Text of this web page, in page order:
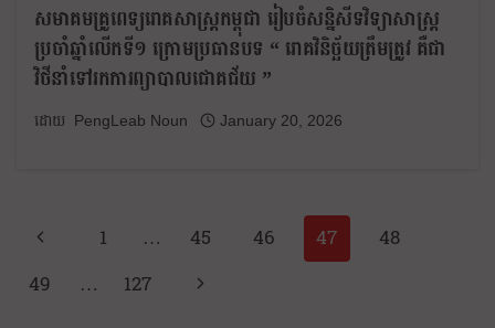
សមាគមគ្រូពេទ្យរោគសាស្ត្រកម្ពុជា រៀបចំសន្និសីទវិទ្យាសាស្ត្រ
ប្រចាំឆ្នាំលើកទី១ ក្រោមប្រធានបទ “ រោគវិនិច្ឆ័យត្រឹមត្រូវ គឺជា
វិថីនាំទៅរកការព្យាបាលជោគជ័យ ”
PengLeab Noun January 20, 2026
1 … 45 46 47
48
49
… 127